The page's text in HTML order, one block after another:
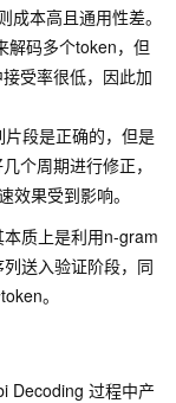
本高且通用性差。
解码多个token，但
受率很低，因此加
段是正确的，但是
个周期进行修正，
果受到影响。
质上是利用n-gram
送入验证阶段，同
。
Decoding 过程中产